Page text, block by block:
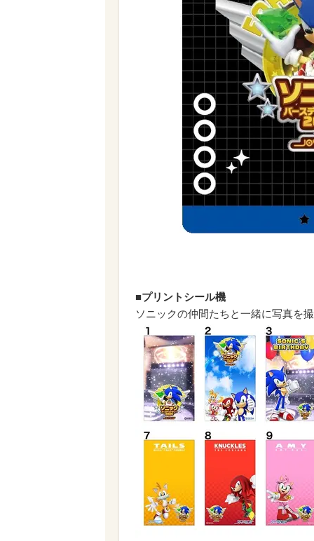
■プリントシール機
ソニックの仲間たちと一緒に写真を